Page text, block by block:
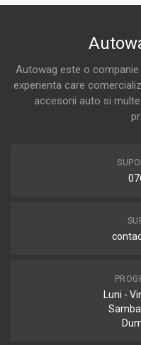
Autowag este o
experienta care
accesorii auto si
Luni -